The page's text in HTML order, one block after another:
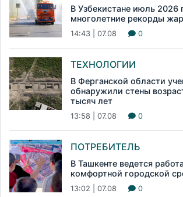
В Узбекистане июль 2026
многолетние рекорды
14:43 | 07.08 0
ТЕХНОЛОГИИ
В Ферганской области
обнаружили стены
тысяч лет
13:58 | 07.08 0
ПОТРЕБИТЕЛЬ
В Ташкенте ведется
комфортной городской
13:02 | 07.08 0